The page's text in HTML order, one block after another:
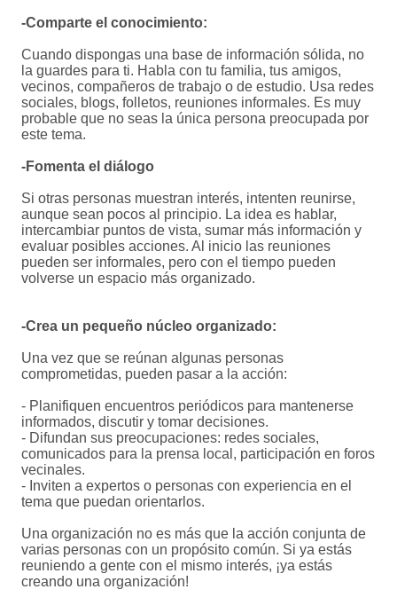
-Comparte el conocimiento:
Cuando dispongas una base de información sólida, no
la guardes para ti. Habla con tu familia, tus amigos,
vecinos, compañeros de trabajo o de estudio. Usa redes
sociales, blogs, folletos, reuniones informales. Es muy
probable que no seas la única persona preocupada por
este tema.
-Fomenta el diálogo
Si otras personas muestran interés, intenten reunirse,
aunque sean pocos al principio. La idea es hablar,
intercambiar puntos de vista, sumar más información y
evaluar posibles acciones. Al inicio las reuniones
pueden ser informales, pero con el tiempo pueden
volverse un espacio más organizado.
-Crea un pequeño núcleo organizado:
Una vez que se reúnan algunas personas
comprometidas, pueden pasar a la acción:
- Planifiquen encuentros periódicos para mantenerse
informados, discutir y tomar decisiones.
- Difundan sus preocupaciones: redes sociales,
comunicados para la prensa local, participación en foros
vecinales.
- Inviten a expertos o personas con experiencia en el
tema que puedan orientarlos.
Una organización no es más que la acción conjunta de
varias personas con un propósito común. Si ya estás
reuniendo a gente con el mismo interés, ¡ya estás
creando una organización!